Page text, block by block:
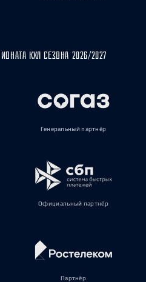
КХЛ СЕЗОНА 2026/2027
Генеральный партнёр
Официальный партнёр
Партнёр